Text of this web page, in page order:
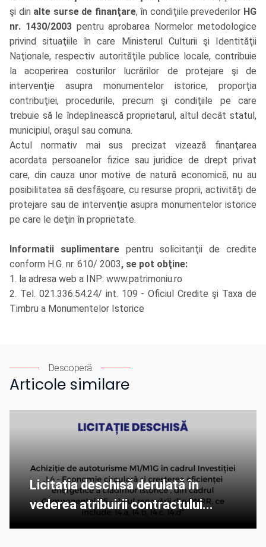
şi din alte surse de finanţare, în condiţiile prevederilor HG
nr. 1430/2003 pentru aprobarea Normelor metodologice
privind situaţiile în care Ministerul Culturii şi Identităţii
Naţionale, respectiv autorităţile publice locale, contribuie
la acoperirea costurilor lucrărilor de protejare şi de
intervenţie asupra monumentelor istorice, proporţia
contribuţiei, procedurile, precum şi condiţiile pe care
trebuie să le îndeplinească proprietarul, altul decât statul,
municipiul, oraşul sau comuna.
Actul normativ mai sus precizat vizează finanţarea
acordata persoanelor fizice sau juridice de drept privat
care, din cauza unor motive de natură economică, nu au
posibilitatea să desfăşoare, cu resurse proprii, activităţi de
protejare sau de intervenţie asupra monumentelor istorice
pe care le deţin în proprietate.
Informatii suplimentare pentru solicitanţii de credite
conform H.G. nr. 610/ 2003, se pot obţine:
1. la adresa web a INP: www.patrimoniu.ro
2. Tel. 021.336.54.24/ int. 109 - Oficiul Credite şi Taxa de
Timbru a Monumentelor Istorice
Descoperă
Articole similare
Licitația deschisă derulată în
vederea atribuirii contractului...